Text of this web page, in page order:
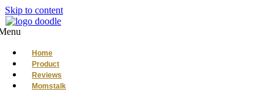
Skip to content
Home
Product
Reviews
Momstalk